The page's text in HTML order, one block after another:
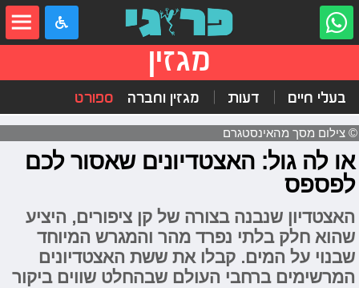
מגזין
בעלי חיים דעות מגזין וחברה ספורט
© צילום מסך מהאינסטגרם
או לה גול: האצטדיונים שאסור לכם
לפספס
האצטדיון שנבנה בצורה של קן ציפורים, היציע
שהוא חלק בלתי נפרד מהר והמגרש המיוחד
שבנוי על המים. קבלו את ששת האצטדיונים
המרשימים ברחבי העולם שבהחלט שווים ביקור